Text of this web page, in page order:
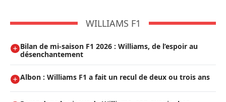
WILLIAMS F1
Bilan de mi-saison F1 2026 : Williams, de l’espoir au
désenchantement
Albon : Williams F1 a fait un recul de deux ou trois ans